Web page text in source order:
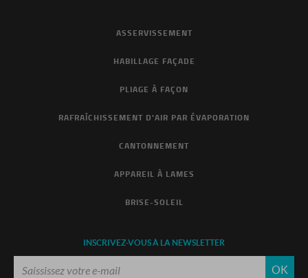
ASSERVISSEMENT
HABILLAGE FAÇADE
PLIAGE À FAÇON
RAFRAÎCHISSEMENT D'AIR PAR ÉVAPORATION
CANTONNEMENT
APPAREIL À LAMES
BRISE-SOLEIL
INSCRIVEZ-VOUS À LA NEWSLETTER
OK